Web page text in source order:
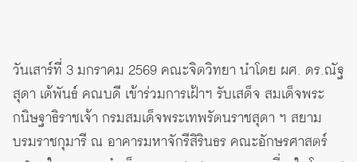
วันเสาร์ที่ 3 มกราคม 2569 คณะจิตวิทยา นำโดย ผศ. ดร.ณัฐ
สุดา เต้พันธ์ คณบดี เข้าร่วมการเฝ้าฯ รับเสด็จ สมเด็จพระ
กนิษฐาธิราชเจ้า กรมสมเด็จพระเทพรัตนราชสุดา ฯ สยาม
บรมราชกุมารี ณ อาคารมหาจักรีสิรินธร คณะอักษรศาสตร์